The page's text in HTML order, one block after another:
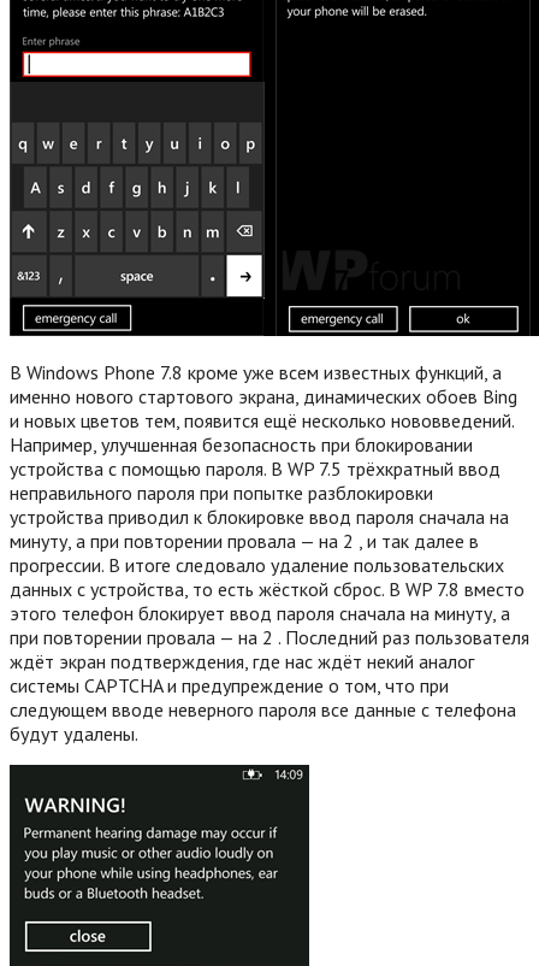
В Windows Phone 7.8 кроме уже всем известных функций, а
именно нового стартового экрана, динамических обоев Bing
и новых цветов тем, появится ещё несколько нововведений.
Например, улучшенная безопасность при блокировании
устройства с помощью пароля. В WP 7.5 трёхкратный ввод
неправильного пароля при попытке разблокировки
устройства приводил к блокировке ввод пароля сначала на
минуту, а при повторении провала — на 2 , и так далее в
прогрессии. В итоге следовало удаление пользовательских
данных с устройства, то есть жёсткой сброс. В WP 7.8 вместо
этого телефон блокирует ввод пароля сначала на минуту, а
при повторении провала — на 2 . Последний раз пользователя
ждёт экран подтверждения, где нас ждёт некий аналог
системы CAPTCHA и предупреждение о том, что при
следующем вводе неверного пароля все данные с телефона
будут удалены.